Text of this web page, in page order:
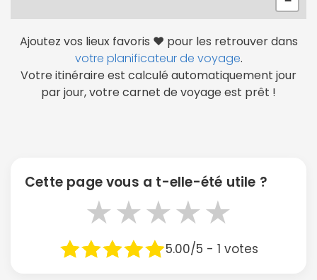
Ajoutez vos lieux favoris ❤️ pour les retrouver dans
votre planificateur de voyage.
Votre itinéraire est calculé automatiquement jour
par jour, votre carnet de voyage est prêt !
Cette page vous a t-elle-été utile ?
★
★
★
★
★
5.00/5 - 1 votes